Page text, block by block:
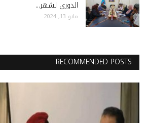
الدوري لشهر...
مايو 13, 2024
RECOMMENDED POSTS